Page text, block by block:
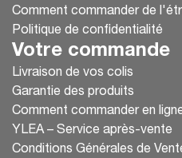
Comment commander de
Politique de confidentialité
Votre commande
Livraison de vos colis
Garantie des produits
Comment commander en
YLEA – Service après-vente
Conditions Générales de